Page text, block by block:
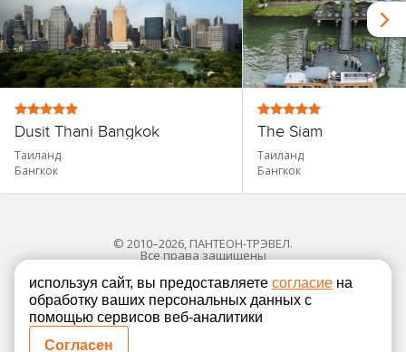
Dusit Thani Bangkok
Таиланд
Бангкок
The Siam
Таиланд
Бангкок
© 2010–2026, ПАНТЕОН-ТРЭВЕЛ.
Все права защищены
Политика в отношении обработки персональных
Согласие на обработку персональных данных
используя сайт, вы предоставляете согласие на
обработку ваших персональных данных с
помощью сервисов веб-аналитики
Согласен